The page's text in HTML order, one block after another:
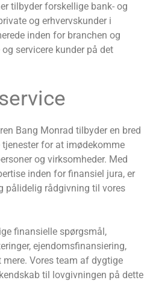
tilbyder forskellige bank- og
og erhvervskunder i
inden for branchen og
servicere kunder på det
Bang Monrad tilbyder en bred
for at imødekomme
og virksomheder. Med
inden for finansiel jura, er
pålidelig rådgivning til vores
finansielle spørgsmål,
ejendomsfinansiering,
Vores team af dygtige
til lovgivningen på dette